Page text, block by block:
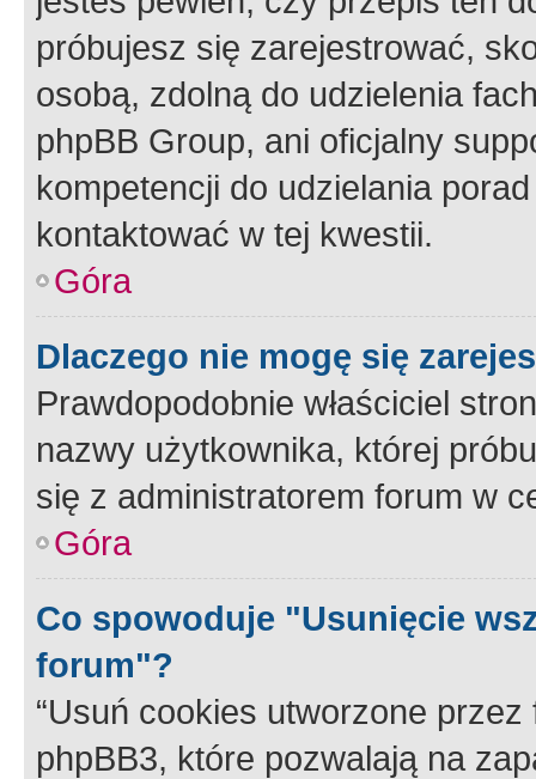
próbujesz się zarejestrować,
osobą, zdolną do udzielenia
phpBB Group, ani oficjalny
kompetencji do udzielania
kontaktować w tej kwestii.
Góra
Dlaczego nie mogę się
Prawdopodobnie właściciel
nazwy użytkownika, której
się z administratorem forum w
Góra
Co spowoduje "Usunięcie
forum"?
“Usuń cookies utworzone
phpBB3, które pozwalają na